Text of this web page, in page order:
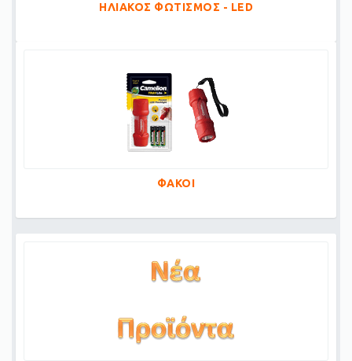
ΗΛΙΑΚΟΣ ΦΩΤΙΣΜΟΣ - LED
ΦΑΚΟΙ